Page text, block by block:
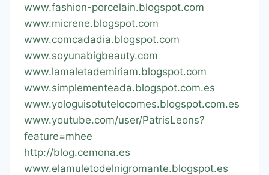
www.fashion-porcelain.blogspot.com
www.micrene.blogspot.com
www.comcadadia.blogspot.com
www.soyunabigbeauty.com
www.lamaletademiriam.blogspot.com
www.simplementeada.blogspot.com.es
www.yologuisotutelocomes.blogspot.com.es
www.youtube.com/user/PatrisLeons?
feature=mhee
http://blog.cemona.es
www.elamuletodelnigromante.blogspot.es